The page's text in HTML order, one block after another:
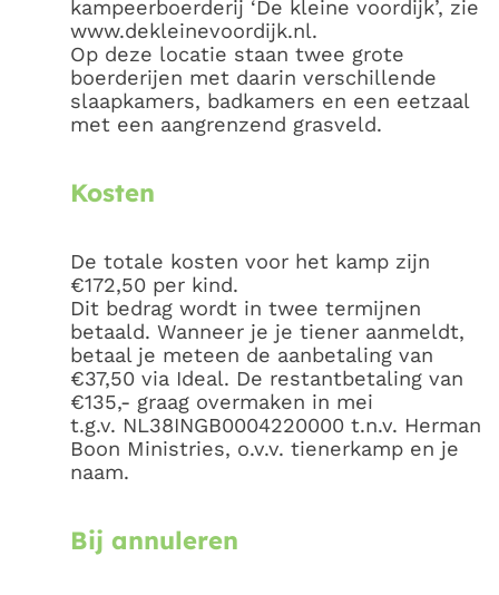
kampeerboerderij ‘De kleine voordijk’, zie
www.dekleinevoordijk.nl.
Op deze locatie staan twee grote
boerderijen met daarin verschillende
slaapkamers, badkamers en een eetzaal
met een aangrenzend grasveld.
Kosten
De totale kosten voor het kamp zijn
€172,50 per kind.
Dit bedrag wordt in twee termijnen
betaald. Wanneer je je tiener aanmeldt,
betaal je meteen de aanbetaling van
€37,50 via Ideal. De restantbetaling van
€135,- graag overmaken in mei
t.g.v. NL38INGB0004220000 t.n.v. Herman
Boon Ministries, o.v.v. tienerkamp en je
naam.
Bij annuleren